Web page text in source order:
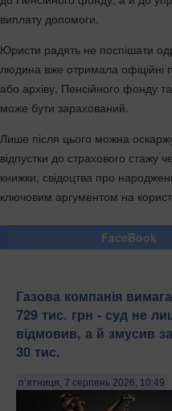
виплату допомоги.
Юристи радять не поспішати
людина вже отримала офіційні
або архіву, Пенсійного фонду
може бути зарахований.
Лише після цього можна
відпустки до страхового стажу
книжки, свідоцтва про
ключовим аргументом на
FaceBook
Газова компанія
729 тис. грн - суд не
відмовив, а й змусив
30 тис.
п’ятниця, 7 серпень 2026, 10:49